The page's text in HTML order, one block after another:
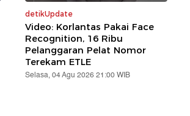
detikUpdate
Video: Korlantas Pakai Face
Recognition, 16 Ribu
Pelanggaran Pelat Nomor
Terekam ETLE
Selasa, 04 Agu 2026 21:00 WIB